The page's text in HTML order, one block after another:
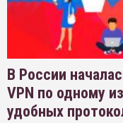
В России
VPN по одному
удобных